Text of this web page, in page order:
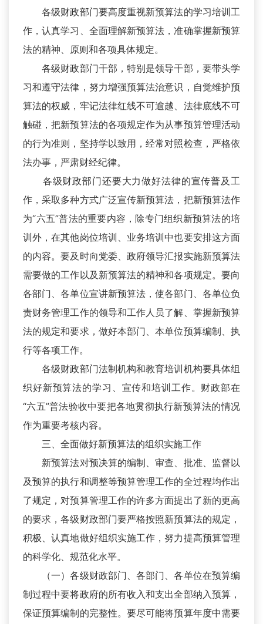
各级财政部门要高度重视新预算法的学习培训工
作，认真学习、全面理解新预算法，准确掌握新预算
法的精神、原则和各项具体规定。
各级财政部门干部，特别是领导干部，要带头学
习和遵守法律，努力增强预算法治意识，自觉维护预
算法的权威，牢记法律红线不可逾越、法律底线不可
触碰，把新预算法的各项规定作为从事预算管理活动
的行为准则，坚持学以致用，经常对照检查，严格依
法办事，严肃财经纪律。
各级财政部门还要大力做好法律的宣传普及工
作，采取多种方式广泛宣传新预算法，把新预算法作
为“六五”普法的重要内容，除专门组织新预算法的培
训外，在其他岗位培训、业务培训中也要安排这方面
的内容。要及时向党委、政府领导汇报实施新预算法
需要做的工作以及新预算法的精神和各项规定。要向
各部门、各单位宣讲新预算法，使各部门、各单位负
责财务管理工作的领导和工作人员了解、掌握新预算
法的规定和要求，做好本部门、本单位预算编制、执
行等各项工作。
各级财政部门法制机构和教育培训机构要具体组
织好新预算法的学习、宣传和培训工作。财政部在
“六五”普法验收中要把各地贯彻执行新预算法的情况
作为重要考核内容。
三、全面做好新预算法的组织实施工作
新预算法对预决算的编制、审查、批准、监督以
及预算的执行和调整等预算管理工作的全过程均作出
了规定，对预算管理工作的许多方面提出了新的更高
的要求，各级财政部门要严格按照新预算法的规定，
积极、认真地做好组织实施工作，努力提高预算管理
的科学化、规范化水平。
（一）各级财政部门、各部门、各单位在预算编
制过程中要将政府的所有收入和支出全部纳入预算，
保证预算编制的完整性。要尽可能将预算年度中需要